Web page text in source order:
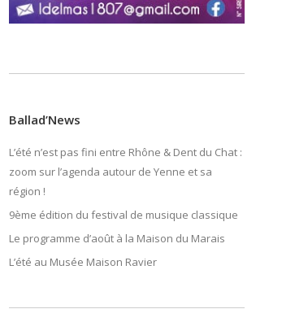
Ballad’News
L’été n’est pas fini entre Rhône & Dent du Chat :
zoom sur l’agenda autour de Yenne et sa
région !
9ème édition du festival de musique classique
Le programme d’août à la Maison du Marais
L’été au Musée Maison Ravier